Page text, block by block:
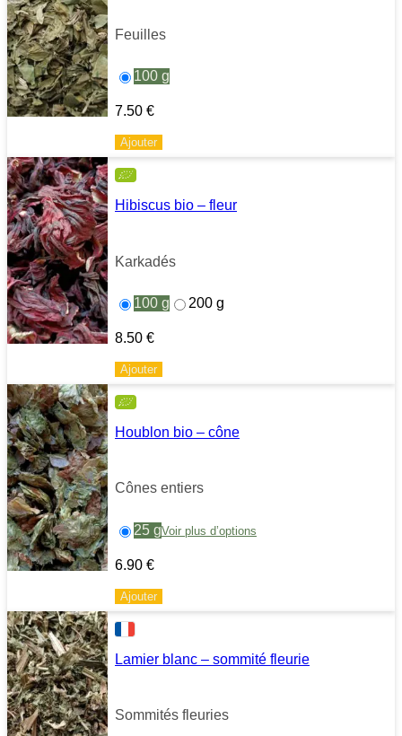
Feuilles
100 g
7.50 €
Ajouter
Hibiscus bio – fleur
Karkadés
100 g 200 g
8.50 €
Ajouter
Houblon bio – cône
Cônes entiers
25 gVoir plus d’options
6.90 €
Ajouter
Lamier blanc – sommité fleurie
Sommités fleuries